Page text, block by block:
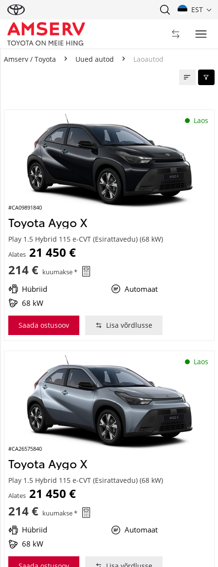
EST
Amserv / Toyota Uued autod Laoautod
Laos
#CA09891840
Toyota Aygo X
Play 1.5 Hybrid 115 e-CVT (Esirattavedu) (68 kW)
Alates 21 450 €
214 € kuumakse *
Hübriid
Automaat
68 kW
Saada ostusoov Lisa võrdlusse
Laos
#CA26575840
Toyota Aygo X
Play 1.5 Hybrid 115 e-CVT (Esirattavedu) (68 kW)
Alates 21 450 €
214 € kuumakse *
Hübriid
Automaat
68 kW